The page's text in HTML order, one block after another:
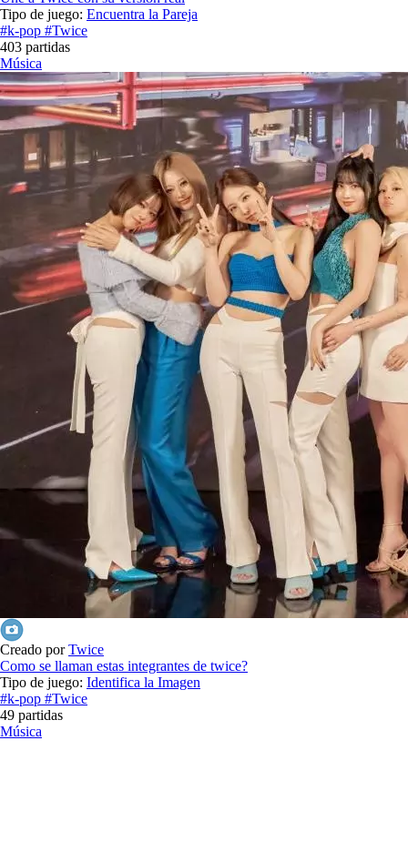
Tipo de juego: Encuentra la Pareja
#k-pop #Twice
403 partidas
Música
Creado porTwice
Como se llaman estas integrantes de twice?
Tipo de juego: Identifica la Imagen
#k-pop #Twice
49 partidas
Música